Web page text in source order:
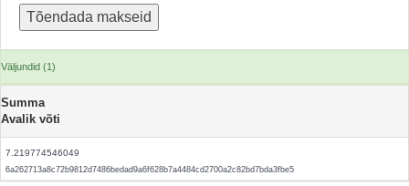
Väljundid (1)
Summa
Avalik võti
7.219774546049
6a262713a8c72b9812d7486bedad9a6f628b7a4484cd2700a2c82bd7bda3fbe5